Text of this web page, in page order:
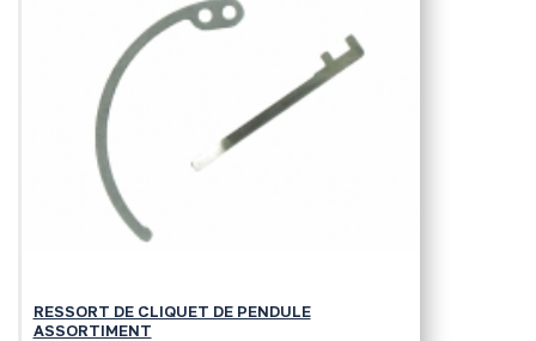
RESSORT DE CLIQUET DE PENDULE
ASSORTIMENT